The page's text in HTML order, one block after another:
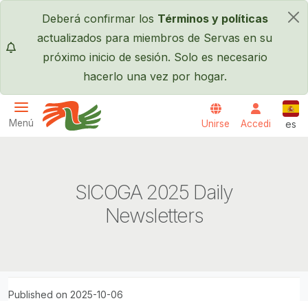
Pasar al contenido principal
×
Deberá confirmar los Términos y políticas
actualizados para miembros de Servas en su
próximo inicio de sesión. Solo es necesario
hacerlo una vez por hogar.
Menú Unirse Accedi es
SICOGA 2025 Daily
Newsletters
Published on 2025-10-06